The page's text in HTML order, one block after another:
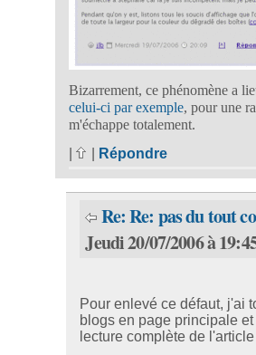
Bizarrement, ce phénomène a
celui-ci par exemple, pour une
m'échappe totalement.
Répondre
Re: Re: pas du tout
Jeudi 20/07/2006 à
Pour enlevé ce défaut, j'ai
blogs en page principale
lecture complète de